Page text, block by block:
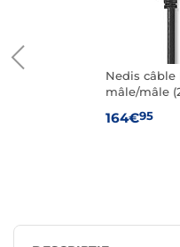
Nedis câble
mâle/mâle
164€95